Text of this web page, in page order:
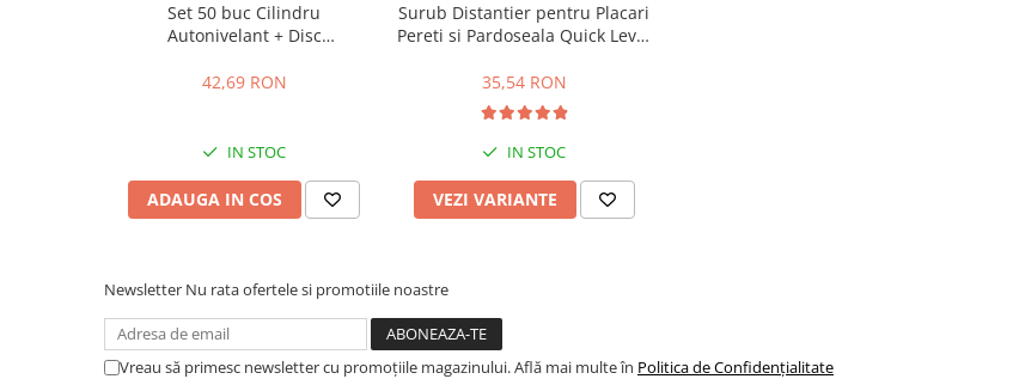
Etanșanți Elastici și Adezivi
Benzi de Etanșare
Hidroizolații Flexibile
Hidroizolații Lichide
Hidroizolații Bituminoase
Set 50 buc Cilindru
Autonivelant + Disc
Pereti si Pardoseala Simply
42,69 RON
IN STOC
ADAUGA IN COS
Surub Distantier pentru Placari
Pereti si Pardoseala Quick Level
35,54 RON
IN STOC
VEZI VARIANTE
Newsletter Nu rata ofertele si promotiile noastre
Vreau să primesc newsletter cu promoțiile magazinului. Află mai multe în Politica de Confidențialitate